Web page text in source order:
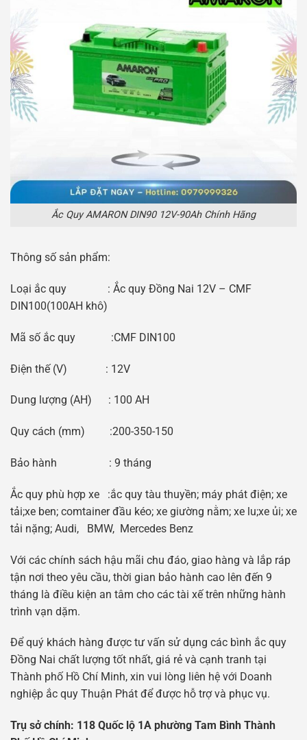
Ắc Quy AMARON DIN90 12V-90Ah Chính Hãng
Thông số sản phẩm:
Loại ắc quy : Ắc quy Đồng Nai 12V – CMF
DIN100(100AH khô)
Mã số ắc quy :CMF DIN100
Điện thế (V) : 12V
Dung lượng (AH) : 100 AH
Quy cách (mm) :200-350-150
Bảo hành : 9 tháng
Ắc quy phù hợp xe :ắc quy tàu thuyền; máy phát điện; xe
tải;xe ben; comtainer đầu kéo; xe giường nằm; xe lu;xe ủi; xe
tải nặng; Audi, BMW, Mercedes Benz
Với các chính sách hậu mãi chu đáo, giao hàng và lắp ráp
tận nơi theo yêu cầu, thời gian bảo hành cao lên đến 9
tháng là điều kiện an tâm cho các tài xế trên những hành
trình vạn dặm.
Để quý khách hàng được tư vấn sử dụng các bình ắc quy
Đồng Nai chất lượng tốt nhất, giá rẻ và cạnh tranh tại
Thành phố Hồ Chí Minh, xin vui lòng liên hệ với Doanh
nghiệp ắc quy Thuận Phát để được hỗ trợ và phục vụ.
Trụ sởchính: 118 Quốc lộ 1A phường Tam Bình Thành